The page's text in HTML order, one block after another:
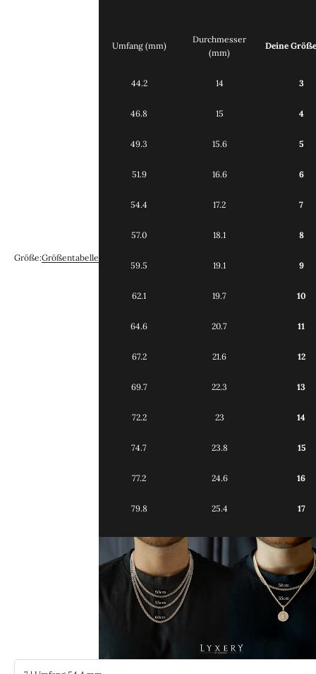
Größe:Größentabelle
Umfang (mm)
Durchmesser
(mm)
Deine Größe
44.2 14 3
46.8 15 4
49.3 15.6 5
51.9 16.6 6
54.4 17.2 7
57.0 18.1 8
59.5 19.1 9
62.1 19.7 10
64.6 20.7 11
67.2 21.6 12
69.7 22.3 13
72.2 23 14
74.7 23.8 15
77.2 24.6 16
79.8 25.4 17